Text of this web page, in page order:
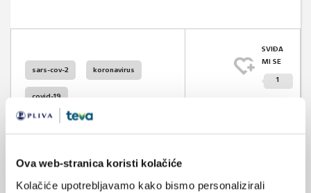
Ova web-stranica koristi kolačiće
Kolačiće upotrebljavamo kako bismo personalizirali
sars-cov-2 koronavirus
covid-19
SVIĐA
MI SE
1